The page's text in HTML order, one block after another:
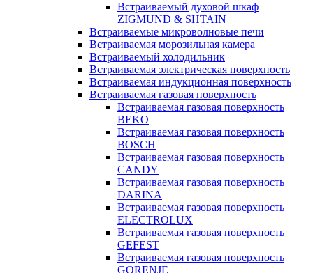
Встраиваемый духовой шкаф
ZIGMUND & SHTAIN
Встраиваемые микроволновые печи
Встраиваемая морозильная камера
Встраиваемый холодильник
Встраиваемая электрическая поверхность
Встраиваемая индукционная поверхность
Встраиваемая газовая поверхность
Встраиваемая газовая поверхность
BEKO
Встраиваемая газовая поверхность
BOSCH
Встраиваемая газовая поверхность
CANDY
Встраиваемая газовая поверхность
DARINA
Встраиваемая газовая поверхность
ELECTROLUX
Встраиваемая газовая поверхность
GEFEST
Встраиваемая газовая поверхность
GORENJE